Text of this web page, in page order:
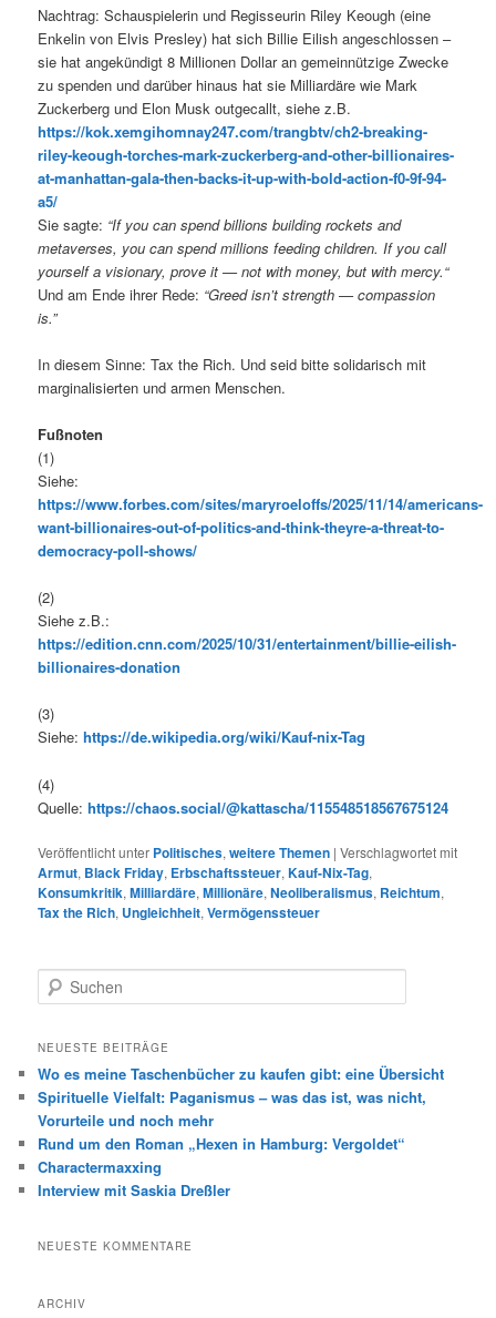
Nachtrag: Schauspielerin und Regisseurin Riley Keough (eine
Enkelin von Elvis Presley) hat sich Billie Eilish angeschlossen –
sie hat angekündigt 8 Millionen Dollar an gemeinnützige Zwecke
zu spenden und darüber hinaus hat sie Milliardäre wie Mark
Zuckerberg und Elon Musk outgecallt, siehe z.B.
https://kok.xemgihomnay247.com/trangbtv/ch2-breaking-
riley-keough-torches-mark-zuckerberg-and-other-billionaires-
at-manhattan-gala-then-backs-it-up-with-bold-action-f0-9f-94-
a5/
Sie sagte: “If you can spend billions building rockets and
metaverses, you can spend millions feeding children. If you call
yourself a visionary, prove it — not with money, but with mercy.“
Und am Ende ihrer Rede: “Greed isn’t strength — compassion
is.”
In diesem Sinne: Tax the Rich. Und seid bitte solidarisch mit
marginalisierten und armen Menschen.
Fußnoten
(1)
Siehe:
https://www.forbes.com/sites/maryroeloffs/2025/11/14/americans-
want-billionaires-out-of-politics-and-think-theyre-a-threat-to-
democracy-poll-shows/
(2)
Siehe z.B.:
https://edition.cnn.com/2025/10/31/entertainment/billie-eilish-
billionaires-donation
(3)
Siehe:https://de.wikipedia.org/wiki/Kauf-nix-Tag
(4)
Quelle:https://chaos.social/@kattascha/115548518567675124
Veröffentlicht unter Politisches,weitere Themen |Verschlagwortet mit
Armut, Black Friday, Erbschaftssteuer,Kauf-Nix-Tag,
Konsumkritik,Milliardäre,Millionäre,Neoliberalismus, Reichtum,
Tax the Rich, Ungleichheit,Vermögenssteuer
u
h
n
NEUESTE BEITRÄGE
Wo es meine Taschenbücher zu kaufen gibt: eine Übersicht
Spirituelle Vielfalt: Paganismus – was das ist, was nicht,
Vorurteile und noch mehr
Rund um den Roman „Hexen in Hamburg: Vergoldet“
Charactermaxxing
Interview mit Saskia Dreßler
NEUESTE KOMMENTARE
ARCHIV